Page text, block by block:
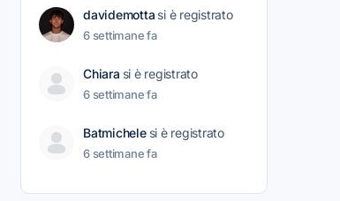
davidemotta si è registrato
6 settimane fa
Chiara si è registrato
6 settimane fa
Batmichele si è registrato
6 settimane fa